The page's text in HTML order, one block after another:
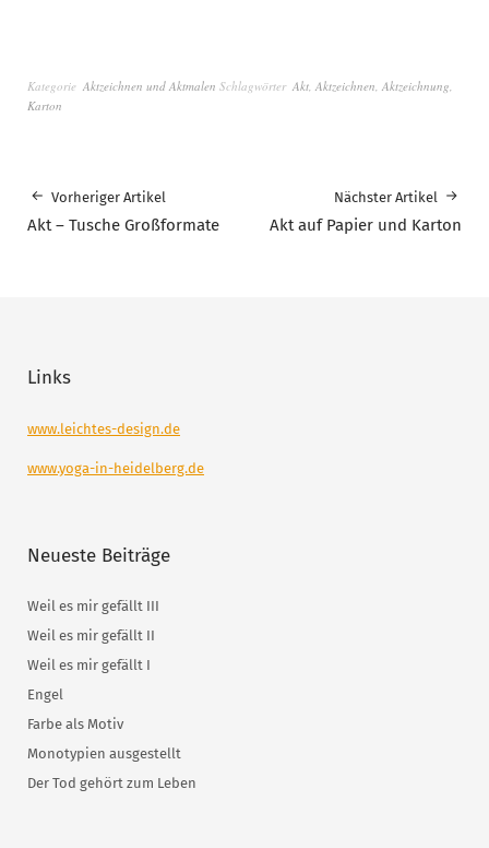
Kategorie Aktzeichnen und Aktmalen Schlagwörter Akt, Aktzeichnen, Aktzeichnung,
Karton
Vorheriger Artikel
Akt – Tusche Großformate
Nächster Artikel
Akt auf Papier und Karton
Links
www.leichtes-design.de
www.yoga-in-heidelberg.de
Neueste Beiträge
Weil es mir gefällt III
Weil es mir gefällt II
Weil es mir gefällt I
Engel
Farbe als Motiv
Monotypien ausgestellt
Der Tod gehört zum Leben